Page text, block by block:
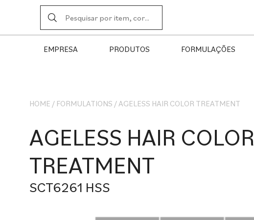
EMPRESA PRODUTOS FORMULAÇÕES
HOME / FORMULATIONS /AGELESS HAIR COLOR TREATMENT
AGELESS HAIR COLOR
TREATMENT
SCT6261 HSS